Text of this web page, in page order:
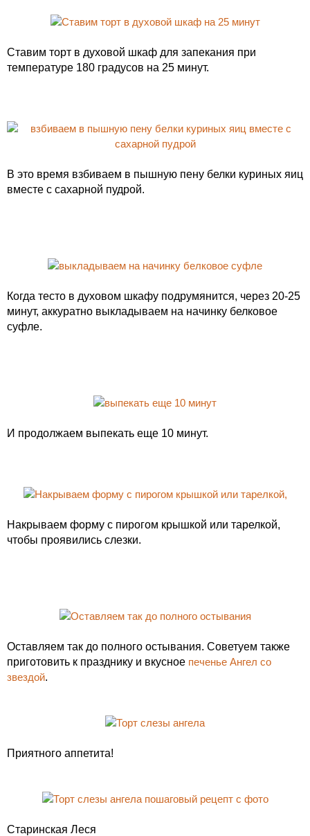
Ставим торт в духовой шкаф для запекания при
температуре 180 градусов на 25 минут.
В это время взбиваем в пышную пену белки куриных яиц
вместе с сахарной пудрой.
Когда тесто в духовом шкафу подрумянится, через 20-25
минут, аккуратно выкладываем на начинку белковое
суфле.
И продолжаем выпекать еще 10 минут.
Накрываем форму с пирогом крышкой или тарелкой,
чтобы проявились слезки.
Оставляем так до полного остывания. Советуем также
приготовить к празднику и вкусное печенье Ангел со
звездой.
Приятного аппетита!
Старинская Леся